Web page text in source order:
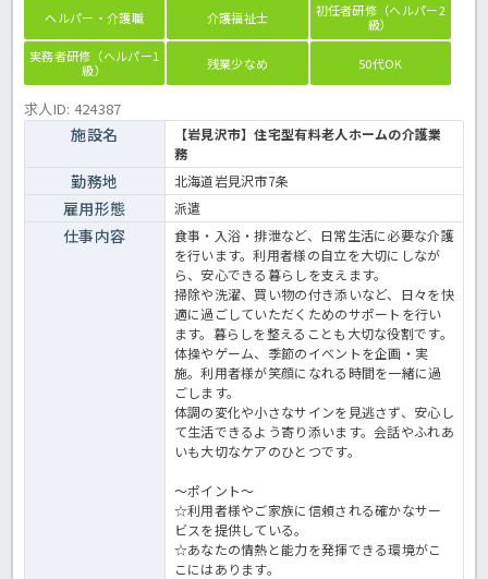
ヘルパー・介護職 介護福祉士
初任者研修（ヘルパー2
級）
実務者研修（ヘルパー1
級）
残業少なめ 50代OK
求人ID: 424387
施設名
【岩見沢市】住宅型有料老人ホームの介護業
務
勤務地 北海道岩見沢市7条
雇用形態 派遣
仕事内容
食事・入浴・排泄など、日常生活に必要な介護
を行います。利用者様の自立を大切にしなが
ら、安心できる暮らしを支えます。
掃除や洗濯、買い物の付き添いなど、日々を快
適に過ごしていただくためのサポートを行い
ます。暮らしを整えることも大切な役割です。
体操やゲーム、季節のイベントを企画‧実
施。利⽤者様が笑顔になれる時間を⼀緒に過
ごします。
体調の変化や⼩さなサインを⾒逃さず、安⼼し
て⽣活できるよう寄り添います。会話やふれあ
いも⼤切なケアのひとつです。
～ポイント～
☆利用者様やご家族に信頼される確かなサー
ビスを提供している。
☆あなたの情熱と能力を発揮できる環境がこ
こにはあります。